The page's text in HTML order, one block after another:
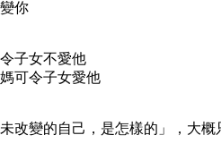
你
子女不愛他
可令子女愛他
改變的自己，是怎樣的」，大